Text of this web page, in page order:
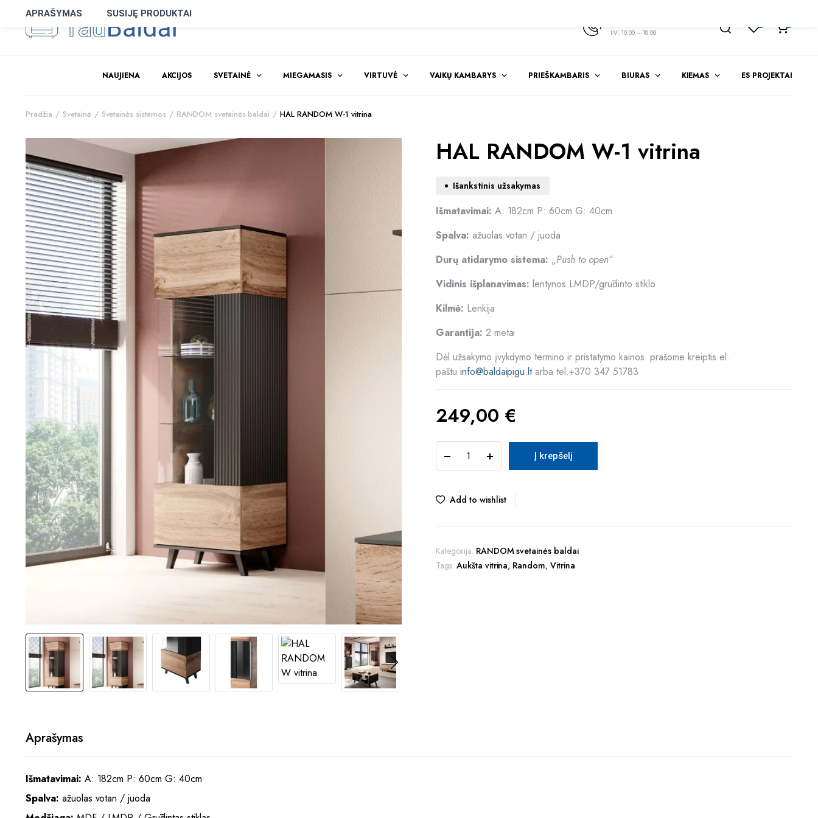
I-V: 10.00 – 18.00
NAUJIENA AKCIJOS SVETAINĖ MIEGAMASIS VIRTUVĖ VAIKŲ KAMBARYS PRIEŠKAMBARIS BIURAS KIEMAS ES PROJEKTAI
Pradžia Svetainė Svetainės sistemos RANDOM svetainės baldai HAL RANDOM W-1 vitrina
HAL RANDOM W-1 vitrina
Išankstinis užsakymas
Išmatavimai: A: 182cm P: 60cm G: 40cm
Spalva: ažuolas votan / juoda
Durų atidarymo sistema: „Push to open“
Vidinis išplanavimas: lentynos LMDP/grūdinto stiklo
Kilmė: Lenkija
Garantija: 2 metai
Dėl užsakymo įvykdymo termino ir pristatymo kainos prašome kreiptis el.
paštu info@baldaipigu.ltarba tel.+370 347 51783
249,00 €
RANDOM
W-
vitrina
Į krepšelį
Add to wishlist
Kategorija: RANDOM svetainės baldai
Tags: Aukšta vitrina, Random,Vitrina
Aprašymas
Išmatavimai: A: 182cm P: 60cm G: 40cm
Spalva: ažuolas votan / juoda
APRAŠYMAS SUSIJĘ PRODUKTAI